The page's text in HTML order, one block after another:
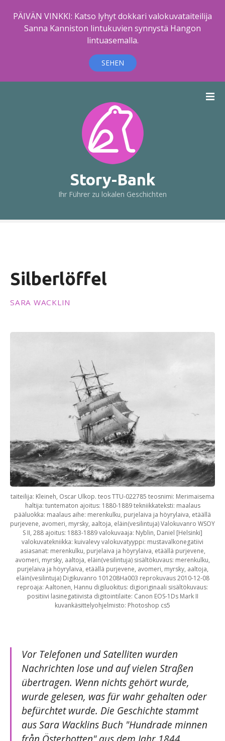
PÄIVÄN VINKKI: Katso lyhyt dokkari valokuvataiteilija
Sanna Kanniston lintukuvien synnystä Hangon
lintuasemalla.
SEHEN
r
Story-Bank
Ihr Führer zu lokalen Geschichten
Silberlöffel
SARA WACKLIN
taiteilija: Kleineh, Oscar Ulkop. teos TTU-022785 teosnimi: Merimaisema
haltija: tuntematon ajoitus: 1880-1889 tekniikkateksti: maalaus
pääluokka: maalaus aihe: merenkulku, purjelaiva ja höyrylaiva, etäällä
purjevene, avomeri, myrsky, aaltoja, eläin(vesilintuja) Valokuvanro WSOY
S II, 288 ajoitus: 1883-1889 valokuvaaja: Nyblin, Daniel [Helsinki]
valokuvatekniikka: kuivalevy valokuvatyyppi: mustavalkonegatiivi
asiasanat: merenkulku, purjelaiva ja höyrylaiva, etäällä purjevene,
avomeri, myrsky, aaltoja, eläin(vesilintuja) sisältökuvaus: merenkulku,
purjelaiva ja höyrylaiva, etäällä purjevene, avomeri, myrsky, aaltoja,
eläin(vesilintuja) Digikuvanro 101208Ha003 reprokuvaus 2010-12-08
reproaja: Aaltonen, Hannu digiluokitus: digioriginaali sisältökuvaus:
positiivi lasinegatiivista digitointilaite: Canon EOS-1Ds Mark II
kuvankäsittelyohjelmisto: Photoshop cs5
Vor Telefonen und Satelliten wurden
Nachrichten lose und auf vielen Straßen
übertragen. Wenn nichts gehört wurde,
wurde gelesen, was für wahr gehalten oder
befürchtet wurde. Die Geschichte stammt
aus Sara Wacklins Buch "Hundrade minnen